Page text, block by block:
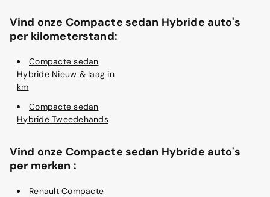
Vind onze Compacte sedan Hybride auto's
per kilometerstand:
Compacte sedan
Hybride Nieuw & laag in
km
Compacte sedan
Hybride Tweedehands
Vind onze Compacte sedan Hybride auto's
per merken :
Renault Compacte